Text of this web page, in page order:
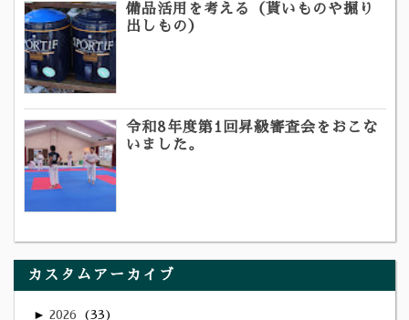
備品活用を考える（貰いものや掘り
出しもの）
令和8年度第1回昇級審査会をおこな
いました。
カスタムアーカイブ
► 2026 33